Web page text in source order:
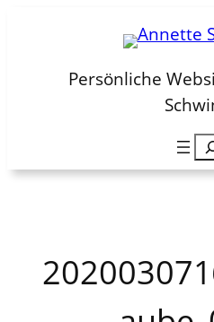
springenPersönliche